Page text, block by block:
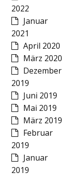
2022
Januar
2021
April 2020
März 2020
Dezember
2019
Juni 2019
Mai 2019
März 2019
Februar
2019
Januar
2019